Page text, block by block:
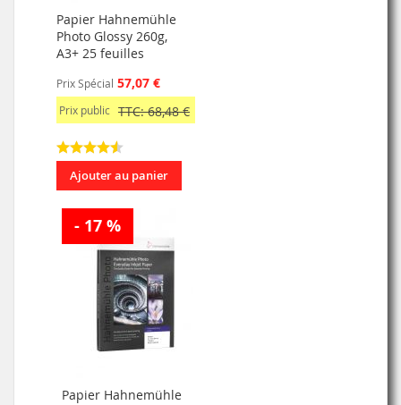
Papier Hahnemühle
Photo Glossy 260g,
A3+ 25 feuilles
Prix Spécial 57,07 €
Prix public TTC: 68,48 €
Ajouter au panier
- 17 %
Papier Hahnemühle